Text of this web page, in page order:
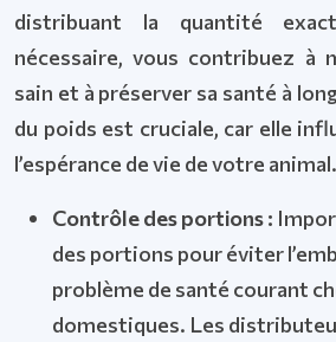
distribuant la quantité
nécessaire, vous contribuez à
sain et à préserver sa santé à
du poids est cruciale, car elle
l’espérance de vie de votre animal.
Contrôle des portions :
des portions pour éviter
problème de santé courant
domestiques. Les